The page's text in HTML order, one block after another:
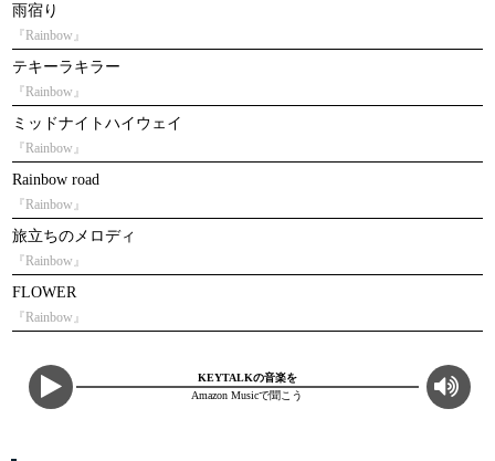
雨宿り
『Rainbow』
テキーラキラー
『Rainbow』
ミッドナイトハイウェイ
『Rainbow』
Rainbow road
『Rainbow』
旅立ちのメロディ
『Rainbow』
FLOWER
『Rainbow』
KEYTALKの音楽を
Amazon Musicで聞こう